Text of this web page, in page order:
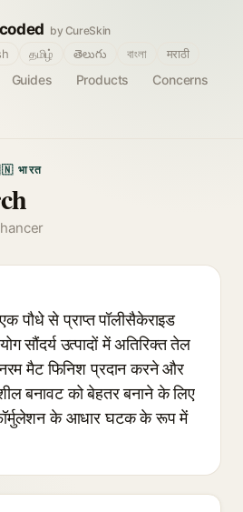
by CureSkin
Guides Products
Concerns
தமிழ் తెలుగు বাংলা मराठी
भारत
से प्राप्त पॉलीसैकेराइड
सौंदर्य उत्पादों में अतिरिक्त तेल
मैट फिनिश प्रदान करने और
बनावट को बेहतर बनाने के लिए
के आधार घटक के रूप में